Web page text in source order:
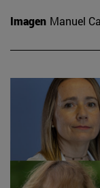
Imagen Manuel